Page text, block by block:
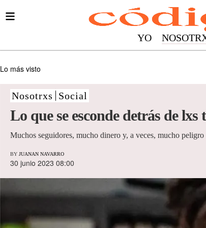
YO
Lo más visto
Nosotrxs Social
Lo que se esconde detrás de
Muchos seguidores, mucho dinero y, a veces, mucho peligro
BY JUANAN NAVARRO
30 junio 2023 08:00